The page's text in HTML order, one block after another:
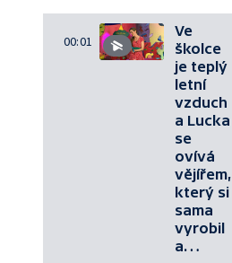
00:01
Ve
školce
je teplý
letní
vzduch
a Lucka
se
ovívá
vějířem,
který si
sama
vyrobil
a…